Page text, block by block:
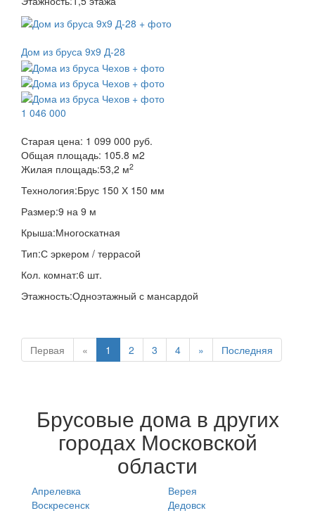
Дом из бруса 9x9 Д-28
1 046 000
Старая цена: 1 099 000 руб.
Общая площадь: 105.8 м2
Жилая площадь:53,2 м2
Технология:Брус 150 Х 150 мм
Размер:9 на 9 м
Крыша:Многоскатная
Тип:С эркером / террасой
Кол. комнат:6 шт.
Этажность:Одноэтажный с мансардой
Первая « 1 2 3 4 » Последняя
Брусовые дома в других
городах Московской
области
Апрелевка
Верея
Воскресенск
Дедовск